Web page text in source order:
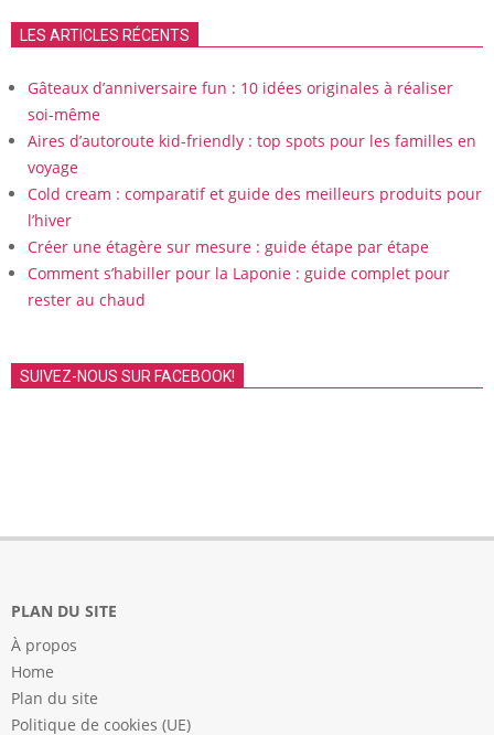
LES ARTICLES RÉCENTS
Gâteaux d’anniversaire fun : 10 idées originales à réaliser
soi-même
Aires d’autoroute kid-friendly : top spots pour les familles en
voyage
Cold cream : comparatif et guide des meilleurs produits pour
l’hiver
Créer une étagère sur mesure : guide étape par étape
Comment s’habiller pour la Laponie : guide complet pour
rester au chaud
SUIVEZ-NOUS SUR FACEBOOK!
PLAN DU SITE
À propos
Home
Plan du site
Politique de cookies (UE)